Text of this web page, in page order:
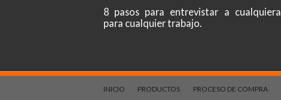
8 pasos para entrevistar a cualquiera
para cualquier trabajo.
INICIO PRODUCTOS PROCESO DE COMPRA